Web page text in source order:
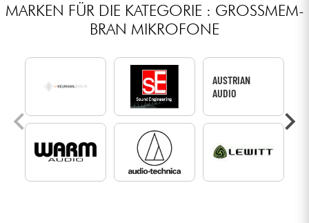
MARKEN FÜR DIE KATEGORIE : GROSS­MEM­B
RAN MIKRO­FONE
AUSTRIAN
AUDIO